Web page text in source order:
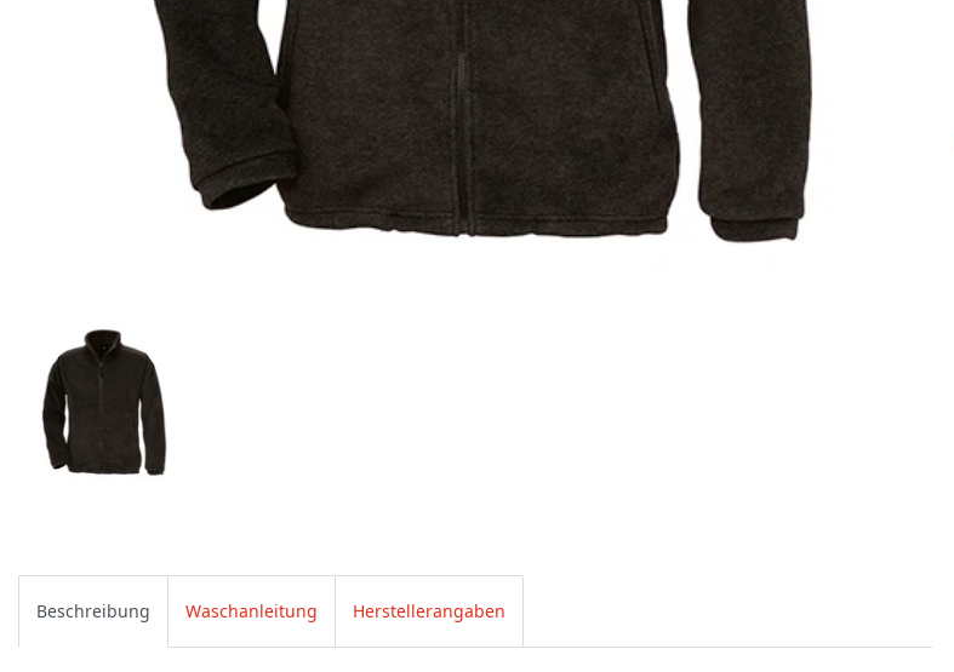
Beschreibung Waschanleitung Herstellerangaben